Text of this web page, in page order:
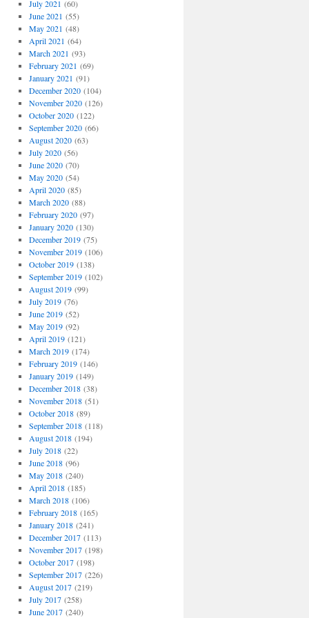
July 2021 (60)
June 2021 (55)
May 2021 (48)
April 2021 (64)
March 2021 (93)
February 2021 (69)
January 2021 (91)
December 2020(104)
November 2020(126)
October 2020(122)
September 2020(66)
August 2020(63)
July 2020(56)
June 2020(70)
May 2020(54)
April 2020(85)
March 2020(88)
February 2020(97)
January 2020(130)
December 2019(75)
November 2019(106)
October 2019(138)
September 2019(102)
August 2019(99)
July 2019(76)
June 2019(52)
May 2019(92)
April 2019(121)
March 2019(174)
February 2019(146)
January 2019(149)
December 2018(38)
November 2018(51)
October 2018(89)
September 2018(118)
August 2018(194)
July 2018(22)
June 2018(96)
May 2018(240)
April 2018(185)
March 2018(106)
February 2018(165)
January 2018(241)
December 2017(113)
November 2017(198)
October 2017(198)
September 2017(226)
August 2017(219)
July 2017(258)
June 2017(240)